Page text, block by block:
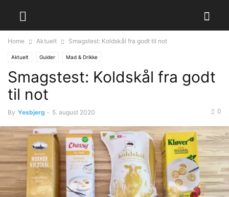
Home Aktuelt Smagstest: Koldskål fra godt til not
Aktuelt Guider Mad & Drikke
Smagstest: Koldskål fra godt
til not
By Yesbjerg - 5. august 2020 0